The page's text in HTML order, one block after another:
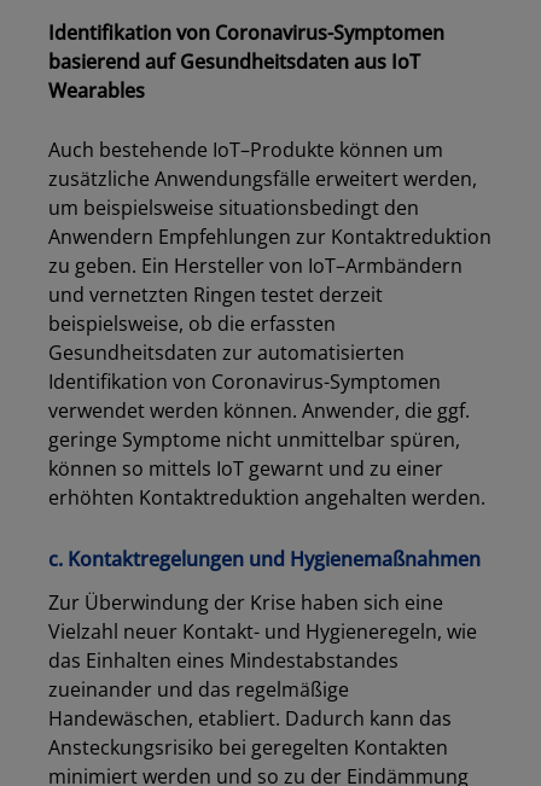
Identifikation von Coronavirus-Symptomen
basierend auf Gesundheitsdaten aus IoT
Wearables
Auch bestehende IoT–Produkte können um
zusätzliche Anwendungsfälle erweitert werden,
um beispielsweise situationsbedingt den
Anwendern Empfehlungen zur Kontaktreduktion
zu geben. Ein Hersteller von IoT–Armbändern
und vernetzten Ringen testet derzeit
beispielsweise, ob die erfassten
Gesundheitsdaten zur automatisierten
Identifikation von Coronavirus-Symptomen
verwendet werden können. Anwender, die ggf.
geringe Symptome nicht unmittelbar spüren,
können so mittels IoT gewarnt und zu einer
erhöhten Kontaktreduktion angehalten werden.
c. Kontaktregelungen und Hygienemaßnahmen
Zur Überwindung der Krise haben sich eine
Vielzahl neuer Kontakt- und Hygieneregeln, wie
das Einhalten eines Mindestabstandes
zueinander und das regelmäßige
Handewäschen, etabliert. Dadurch kann das
Ansteckungsrisiko bei geregelten Kontakten
minimiertwerden und so zu der Eindämmung
Los